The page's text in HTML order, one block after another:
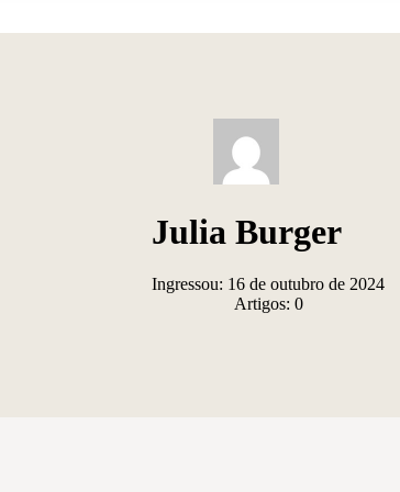
Julia Burger
Ingressou: 16 de outubro de 2024
Artigos: 0